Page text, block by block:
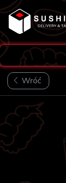
Skip
content
Wróć